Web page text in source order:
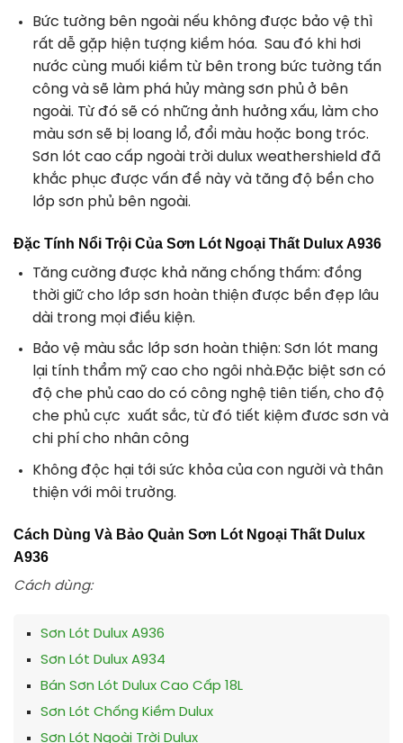
Bức tường bên ngoài nếu không được bảo vệ thì
rất dễ gặp hiện tượng kiềm hóa. Sau đó khi hơi
nước cùng muối kiềm từ bên trong bức tường tấn
công và sẽ làm phá hủy màng sơn phủ ở bên
ngoài. Từ đó sẽ có những ảnh hưởng xấu, làm cho
màu sơn sẽ bị loang lổ, đổi màu hoặc bong tróc.
Sơn lót cao cấp ngoài trời dulux weathershield đã
khắc phục được vấn đề này và tăng độ bền cho
lớp sơn phủ bên ngoài.
Đặc Tính Nổi Trội Của Sơn Lót Ngoại Thất Dulux A936
Tăng cường được khả năng chống thấm: đồng
thời giữ cho lớp sơn hoàn thiện được bền đẹp lâu
dài trong mọi điều kiện.
Bảo vệ màu sắc lớp sơn hoàn thiện: Sơn lót mang
lại tính thẩm mỹ cao cho ngôi nhà.Đặc biệt sơn có
độ che phủ cao do có công nghệ tiên tiến, cho độ
che phủ cực xuất sắc, từ đó tiết kiệm đươc sơn và
chi phí cho nhân công
Không độc hại tới sức khỏa của con người và thân
thiện với môi trường.
Cách Dùng Và Bảo Quản Sơn Lót Ngoại Thất Dulux
A936
Cách dùng:
Sơn Lót Dulux A936
Sơn Lót Dulux A934
Bán Sơn Lót Dulux Cao Cấp 18L
Sơn Lót Chống Kiềm Dulux
Sơn Lót Ngoài Trời Dulux